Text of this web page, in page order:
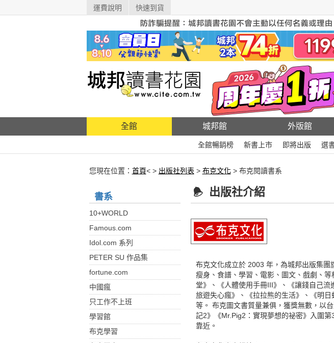
運費說明 快速到貨
全館 城邦館 外版館
全館暢銷榜 新書上市 即將出版 選
您現在位置： 首頁< > 出版社列表 > 布克文化> 布克閱讀書系
書系
10+WORLD
Famous.com
Idol.com 系列
PETER SU 作品集
fortune.com
中國瘋
只工作不上班
學習館
布克學習
出版社介紹
布克文化成立於 2003 年，為城邦出版集團
瘦身、食譜、學習、電影、圖文、戲劇、
堂》、《人體使用手冊III》、《讓錢自己
旅遊失心瘋》、《拉拉熊的生活》、《明
等。 布克圖文書質量兼俱，獲獎無數，以
記2》《Mr.Pig2：實現夢想的祕密》入圍
靠近。